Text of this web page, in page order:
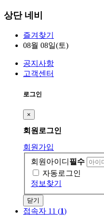
상단 네비
즐겨찾기
08월 08일(토)
공지사항
고객센터
로그인
×
회원 로그인
회원가입
회원아이디 필수
자동로그인
정보찾기
닫기
접속자 11 (1)